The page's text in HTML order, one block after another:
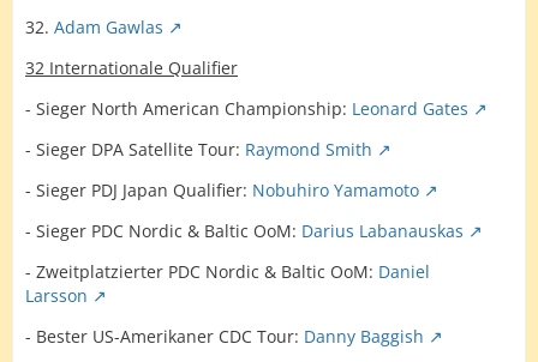
32. Adam Gawlas
32 Internationale Qualifier
- Sieger North American Championship: Leonard Gates
- Sieger DPA Satellite Tour: Raymond Smith
- Sieger PDJ Japan Qualifier: Nobuhiro Yamamoto
- Sieger PDC Nordic & Baltic OoM: Darius Labanauskas
- Zweitplatzierter PDC Nordic & Baltic OoM: Daniel
Larsson
- Bester US-Amerikaner CDC Tour: Danny Baggish